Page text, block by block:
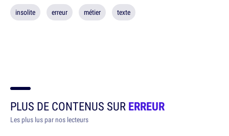
insolite erreur métier texte
PLUS DE CONTENUS SURERREUR
Les plus lus par nos lecteurs